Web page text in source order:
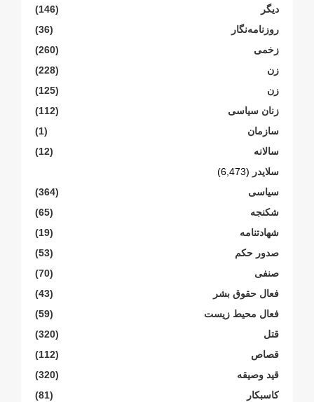
دیگر
(146)
روزنامەنگار
(36)
زخمی
(260)
زن
(228)
زن
(125)
زنان سیاسی
(112)
سازمان
(1)
سالانە
(12)
سلایدر (6,473)
سیاسی
(364)
شکنجە
(65)
شهادتنامە
(19)
صدور حکم
(53)
صنفی
(70)
فعال حقوق بشر
(43)
فعال محیط زیست
(59)
قتل
(320)
قصاص
(112)
قید وصیقه
(320)
کاسبکار
(81)